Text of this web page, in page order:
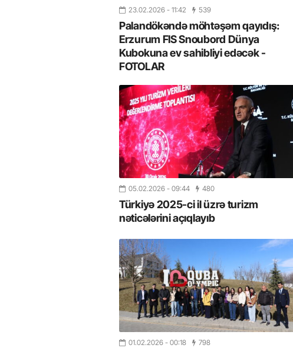
23.02.2026 - 11:42 539
Palandökəndə möhtəşəm qayıdış:
Erzurum FIS Snoubord Dünya
Kubokuna ev sahibliyi edəcək -
FOTOLAR
05.02.2026 - 09:44 480
Türkiyə 2025-ci il üzrə turizm
nəticələrini açıqlayıb
01.02.2026 - 00:18 798